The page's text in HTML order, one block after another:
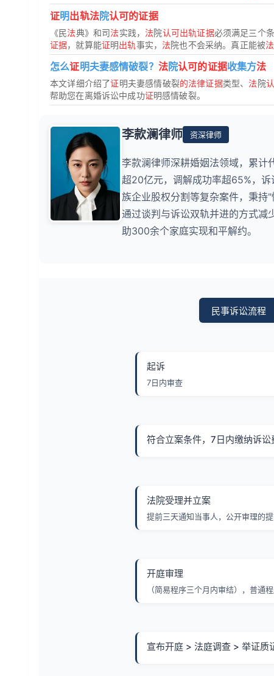
证明出轨法院认可的证据
《民法典》和司法实践， 法院认可出轨证据必须满足三个
证据，就算能证明出轨事实， 法院也不会采纳。真正能被法
怎么证明夫妻感情破裂？ 法院认可的证据收集方法
本文详细介绍了证明夫妻感情破裂的法律证据类型、 法院认
帮助您在离婚诉讼中成功证明感情破裂。
李款澜律师 资深律师
李款澜律师深耕婚姻法领域，累
超20亿元，调解成功率超65%，
族企业股权分割等复杂案件，秉持
通过谈判与诉讼双轨并进的方式减
助300余个家庭实现和平解约。
民事诉讼流程
起诉
7日内审查
符合立案条件，7日内缴纳诉讼
法院受理并立案
提前三天通知当事人，公开审理的
开庭审理
（简易程序三个月内审结），普通
宣布开庭 > 法庭调查 > 举证质